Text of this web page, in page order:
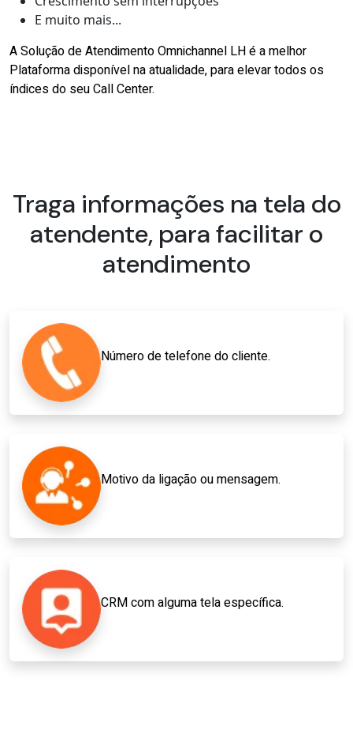
E muito mais...
A Solução de Atendimento Omnichannel LH é a melhor
Plataforma disponível na atualidade, para elevar todos os
índices do seu Call Center.
Traga informações na tela do
atendente, para facilitar o
atendimento
Número de telefone do cliente.
Motivo da ligação ou mensagem.
CRM com alguma tela específica.